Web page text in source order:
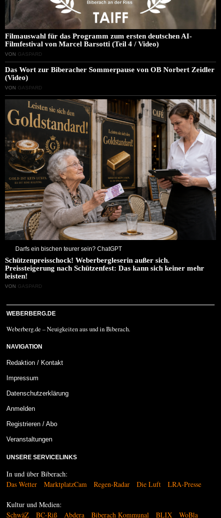
Filmauswahl für das Programm zum ersten deutschen AI-
Filmfestival von Marcel Barsotti (Teil 4 / Video)
VON GASPARD
Das Wort zur Biberacher Sommerpause von OB Norbert Zeidler
(Video)
VON GASPARD
Darfs ein bischen teurer sein? ChatGPT
Schützenpreisschock! Weberbergleserin außer sich.
Preissteigerung nach Schützenfest: Das kann sich keiner mehr
leisten!
VON GASPARD
WEBERBERG.DE
Weberberg.de – Neuigkeiten aus und in Biberach.
NAVIGATION
Redaktion / Kontakt
Impressum
Datenschutzerklärung
Anmelden
Registrieren / Abo
Veranstaltungen
UNSERE SERVICELINKS
In und über Biberach:
Das Wetter
MarktplatzCam Regen-Radar Die Luft LRA-Presse
Kultur und Medien:
SchwäZ
BC-Riß Abdera Biberach Kommunal BLIX WoBla